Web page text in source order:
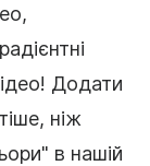
Додати
ніж
в нашій